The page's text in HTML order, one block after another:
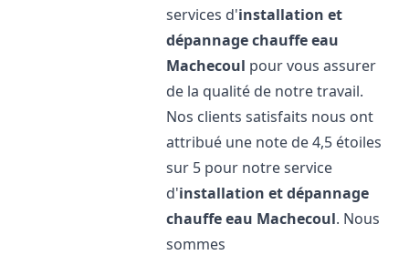
services d'installation et
dépannage chauffe eau
Machecoul pour vous assurer
de la qualité de notre travail.
Nos clients satisfaits nous ont
attribué une note de 4,5 étoiles
sur 5 pour notre service
d'installation et dépannage
chauffe eau Machecoul. Nous
sommes